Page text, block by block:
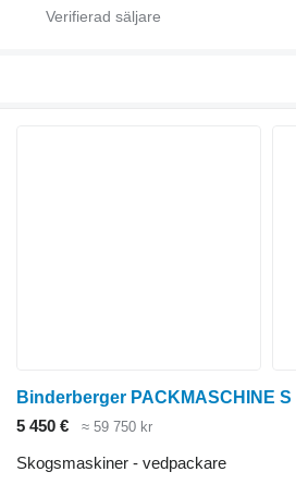
Binderberger PACKMASCHINE S
5 450 €
≈ 59 750 kr
Skogsmaskiner - vedpackare